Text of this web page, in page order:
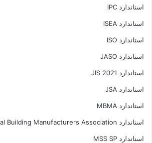
استاندارد IPC
استاندارد ISEA
استاندارد ISO
استاندارد JASO
استاندارد JIS 2021
استاندارد JSA
استاندارد MBMA
استاندارد Metal Building Manufacturers Association
استاندارد MSS SP